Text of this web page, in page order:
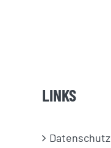
LINKS
Datenschutz